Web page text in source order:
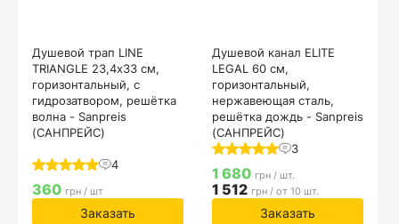
Душевой трап LINE
TRIANGLE 23,4х33 см,
горизонтальный, с
гидрозатвором, решётка
волна - Sanpreis
(САНПРЕЙС)
4
360 грн / шт
Заказать
Душевой канал ELITE
LEGAL 60 см,
горизонтальный,
нержавеющая сталь,
решётка дождь - Sanpreis
(САНПРЕЙС)
3
1 680 грн / шт.
1 512 грн / от 10 шт.
Заказать